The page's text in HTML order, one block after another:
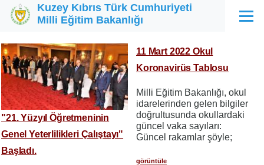
Ana içeriğe atla
Kuzey Kıbrıs Türk Cumhuriyeti
Milli Eğitim Bakanlığı
Menü
"21. Yüzyıl Öğretmeninin
Genel Yeterlilikleri Çalıştayı"
Başladı.
11 Mart 2022 Okul
Koronavirüs Tablosu
Milli Eğitim Bakanlığı, okul
idarelerinden gelen bilgiler
doğrultusunda okullardaki
güncel vaka sayıları:
Güncel rakamlar şöyle;
görüntüle